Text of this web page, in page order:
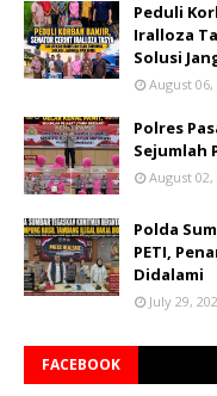
Peduli
Iralloza
Solusi
August 06,
Polres
Sejumlah
August 02,
Polda
PETI,
Didalami
July 29,
FACEBOOK